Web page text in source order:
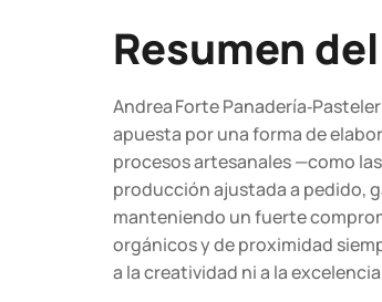
Resumen
Andrea Forte
apuesta por una forma de
procesos artesanales —como
producción ajustada a pedido,
manteniendo un fuerte
orgánicos y de proximidad
a la creatividad ni a la